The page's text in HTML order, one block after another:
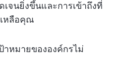
จนยิ่งขึ้นและการเข้าถึงที่
หลือคุณ
าหมายขององค์กรไม่